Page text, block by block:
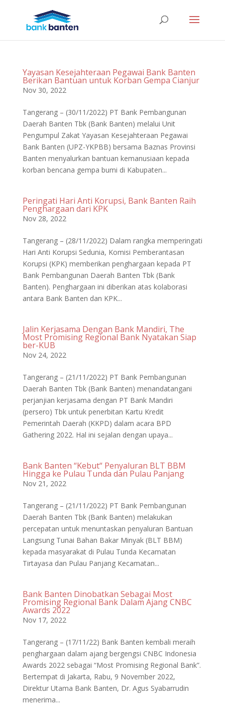
Yayasan Kesejahteraan Pegawai Bank Banten
Berikan Bantuan untuk Korban Gempa Cianjur
Nov 30, 2022
Tangerang – (30/11/2022) PT Bank Pembangunan
Daerah Banten Tbk (Bank Banten) melalui Unit
Pengumpul Zakat Yayasan Kesejahteraan Pegawai
Bank Banten (UPZ-YKPBB) bersama Baznas Provinsi
Banten menyalurkan bantuan kemanusiaan kepada
korban bencana gempa bumi di Kabupaten...
Peringati Hari Anti Korupsi, Bank Banten Raih
Penghargaan dari KPK
Nov 28, 2022
Tangerang – (28/11/2022) Dalam rangka memperingati
Hari Anti Korupsi Sedunia, Komisi Pemberantasan
Korupsi (KPK) memberikan penghargaan kepada PT
Bank Pembangunan Daerah Banten Tbk (Bank
Banten). Penghargaan ini diberikan atas kolaborasi
antara Bank Banten dan KPK...
Jalin Kerjasama Dengan Bank Mandiri, The
Most Promising Regional Bank Nyatakan Siap
ber-KUB
Nov 24, 2022
Tangerang – (21/11/2022) PT Bank Pembangunan
Daerah Banten Tbk (Bank Banten) menandatangani
perjanjian kerjasama dengan PT Bank Mandiri
(persero) Tbk untuk penerbitan Kartu Kredit
Pemerintah Daerah (KKPD) dalam acara BPD
Gathering 2022. Hal ini sejalan dengan upaya...
Bank Banten “Kebut“ Penyaluran BLT BBM
Hingga ke Pulau Tunda dan Pulau Panjang
Nov 21, 2022
Tangerang – (21/11/2022) PT Bank Pembangunan
Daerah Banten Tbk (Bank Banten) melakukan
percepatan untuk menuntaskan penyaluran Bantuan
Langsung Tunai Bahan Bakar Minyak (BLT BBM)
kepada masyarakat di Pulau Tunda Kecamatan
Tirtayasa dan Pulau Panjang Kecamatan...
Bank Banten Dinobatkan Sebagai Most
Promising Regional Bank Dalam Ajang CNBC
Awards 2022
Nov 17, 2022
Tangerang – (17/11/22) Bank Banten kembali meraih
penghargaan dalam ajang bergengsi CNBC Indonesia
Awards 2022 sebagai “Most Promising Regional Bank”.
Bertempat di Jakarta, Rabu, 9 November 2022,
Direktur Utama Bank Banten, Dr. Agus Syabarrudin
menerima...